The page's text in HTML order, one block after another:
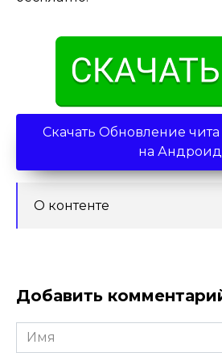
Скачать Обновление чита
на Андроид
О контенте
Добавить
Имя
*